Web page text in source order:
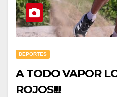
DEPORTES
A TODO VAPOR
ROJOS!!!